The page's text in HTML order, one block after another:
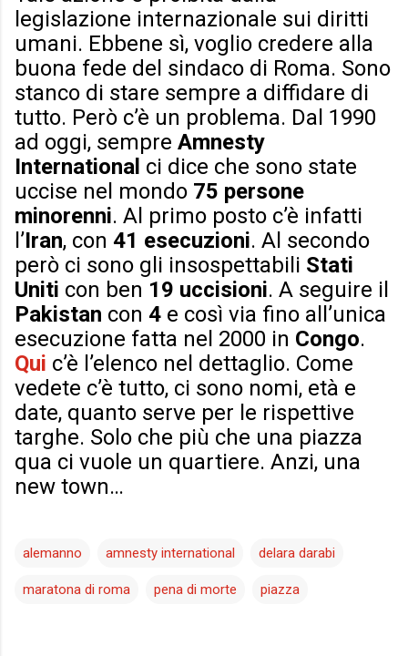
legislazione internazionale sui diritti
umani. Ebbene sì, voglio credere alla
buona fede del sindaco di Roma. Sono
stanco di stare sempre a diffidare di
tutto. Però c’è un problema. Dal 1990
ad oggi, sempre Amnesty
International ci dice che sono state
uccise nel mondo 75 persone
minorenni. Al primo posto c’è infatti
l’Iran, con 41 esecuzioni. Al secondo
però ci sono gli insospettabili Stati
Uniti con ben 19 uccisioni. A seguire il
Pakistan con 4 e così via fino all’unica
esecuzione fatta nel 2000 in Congo.
Qui c’è l’elenco nel dettaglio. Come
vedete c’è tutto, ci sono nomi, età e
date, quanto serve per le rispettive
targhe. Solo che più che una piazza
qua ci vuole un quartiere. Anzi, una
new town…
alemanno amnesty international delara darabi
maratona di roma pena di morte piazza